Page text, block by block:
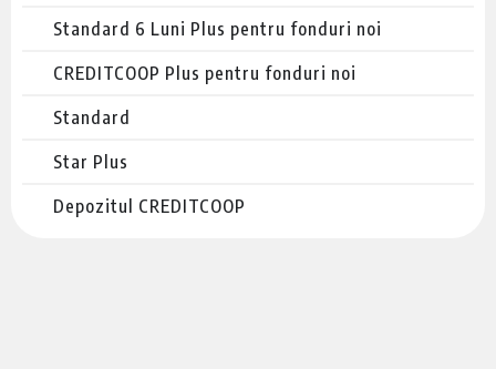
Standard 6 Luni Plus pentru fonduri noi
CREDITCOOP Plus pentru fonduri noi
Standard
Star Plus
Depozitul CREDITCOOP